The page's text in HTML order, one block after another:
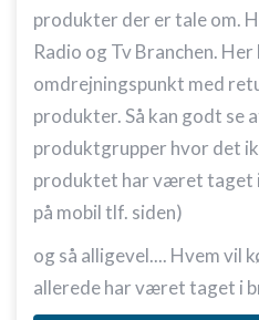
produkter der er tale om.
Radio og Tv Branchen.
omdrejningspunkt med
produkter. Så kan godt se
produktgrupper hvor det
produktet har været taget
på mobil tlf. siden)
og så alligevel.... Hvem vil
allerede har været taget i